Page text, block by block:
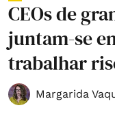
CEOs de
juntam-se
trabalhar
Margarida